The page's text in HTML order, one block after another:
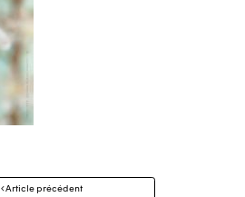
Article précédent